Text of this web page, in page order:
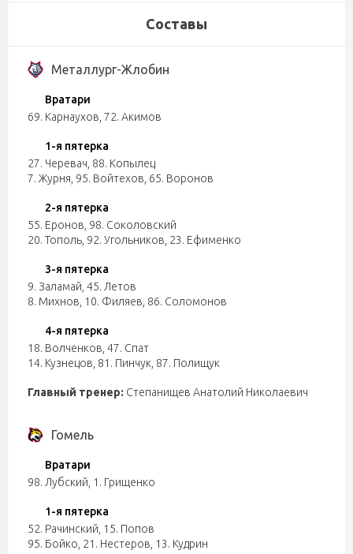
Составы
Металлург-Жлобин
Вратари
69. Карнаухов 72. Акимов
1-я пятерка
27. Черевач 88. Копылец
7. Журня 95. Войтехов 65. Воронов
2-я пятерка
55. Еронов 98. Соколовский
20. Тополь 92. Угольников 23. Ефименко
3-я пятерка
9. Заламай 45. Летов
8. Михнов 10. Филяев 86. Соломонов
4-я пятерка
18. Волченков 47. Спат
14. Кузнецов 81. Пинчук 87. Полищук
Главный тренер: Степанищев Анатолий Николаевич
Гомель
Вратари
98. Лубский 1. Грищенко
1-я пятерка
52. Рачинский 15. Попов
95. Бойко 21. Нестеров 13. Кудрин